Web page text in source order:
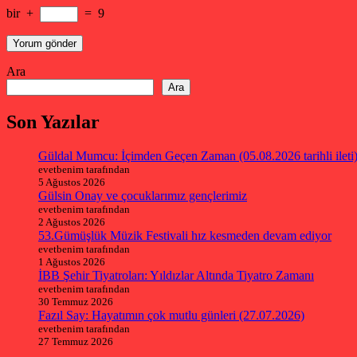
bir + = 9
Ara
Ara
Son Yazılar
Güldal Mumcu: İçimden Geçen Zaman (05.08.2026 tarihli ileti)
evetbenim tarafından
5 Ağustos 2026
Gülsin Onay ve çocuklarımız gençlerimiz
evetbenim tarafından
2 Ağustos 2026
53.Gümüşlük Müzik Festivali hız kesmeden devam ediyor
evetbenim tarafından
1 Ağustos 2026
İBB Şehir Tiyatroları: Yıldızlar Altında Tiyatro Zamanı
evetbenim tarafından
30 Temmuz 2026
Fazıl Say: Hayatımın çok mutlu günleri (27.07.2026)
evetbenim tarafından
27 Temmuz 2026